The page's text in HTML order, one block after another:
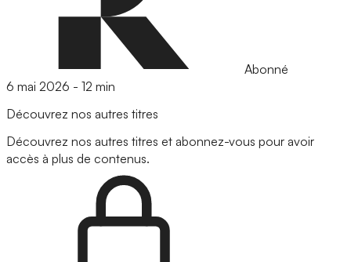
Abonné
6 mai 2026 - 12 min
Découvrez nos autres titres
Découvrez nos autres titres et abonnez-vous pour avoir
accès à plus de contenus.